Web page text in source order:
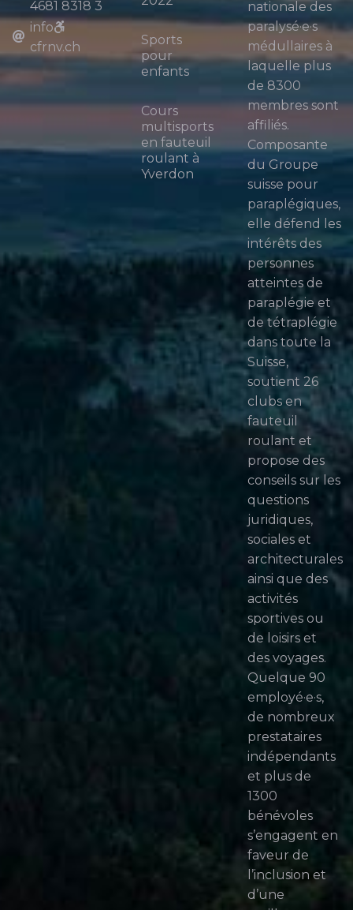
4681 8318 3
info
cfrnv.ch
Sports
pour
enfants
Cours
multisports
en fauteuil
roulant à
Yverdon
nationale des
paralysé·e·s
médullaires à
laquelle plus
de 8300
membres sont
affiliés.
Composante
du Groupe
suisse pour
paraplégiques,
elle défend les
intérêts des
personnes
atteintes de
paraplégie et
de tétraplégie
dans toute la
Suisse,
soutient 26
clubs en
fauteuil
roulant et
propose des
conseils sur les
questions
juridiques,
sociales et
architecturales
ainsi que des
activités
sportives ou
de loisirs et
des voyages.
Quelque 90
employé·e·s,
de nombreux
prestataires
indépendants
et plus de
1300
bénévoles
s’engagent en
faveur de
l’inclusion et
d’une